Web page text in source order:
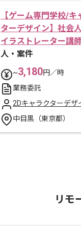
【ゲーム専門学校/キ
ターデザイン】社会
イラストレーター講
人・案件
~3,180円／時
業務委託
2Dキャラクターデザ
中目黒（東京都）
リモ